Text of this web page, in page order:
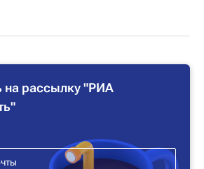
на рассылку "РИА